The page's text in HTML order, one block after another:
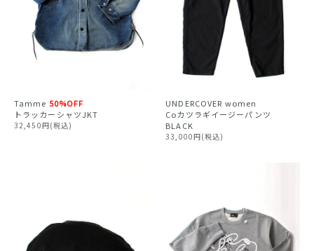
Tamme 50%OFF
トラッカーシャツJKT
32,450円(税込)
UNDERCOVER women
Coカツラギイージーパンツ
BLACK
33,000円(税込)